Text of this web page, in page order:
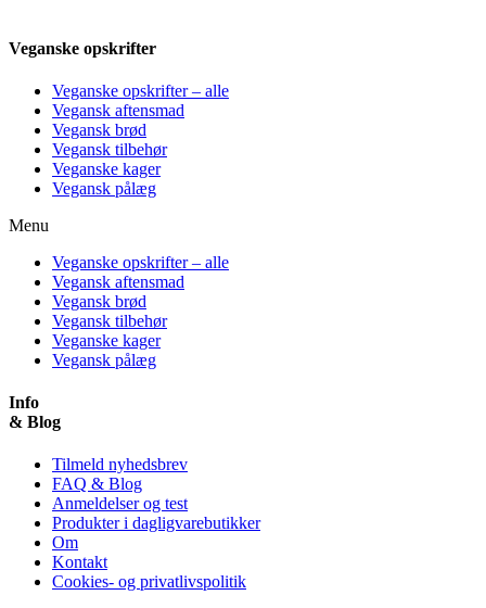
Veganske opskrifter
Veganske opskrifter – alle
Vegansk aftensmad
Vegansk brød
Vegansk tilbehør
Veganske kager
Vegansk pålæg
Menu
Veganske opskrifter – alle
Vegansk aftensmad
Vegansk brød
Vegansk tilbehør
Veganske kager
Vegansk pålæg
Info
& Blog
Tilmeld nyhedsbrev
FAQ & Blog
Anmeldelser og test
Produkter i dagligvarebutikker
Om
Kontakt
Cookies- og privatlivspolitik